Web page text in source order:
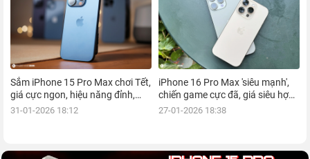
Sắm iPhone 15 Pro Max chơi Tết,
giá cực ngon, hiệu năng đỉnh,
kèm nhiều ưu đãi, mua ngay!
31-01-2026 18:12
iPhone 16 Pro Max 'siêu mạnh',
chiến game cực đã, giá siêu hợp
lý, mua ngay!
27-01-2026 18:38